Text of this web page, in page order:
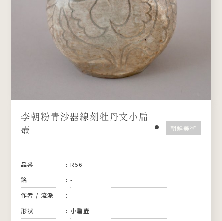
李朝粉青沙器線刻牡丹文小扁
壺
朝鮮美術
品番
R56
銘
-
作者 / 流派
-
形状
小扁壺